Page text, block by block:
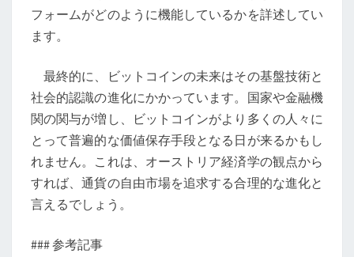
フォームがどのように機能しているかを詳述してい
ます。
最終的に、ビットコインの未来はその基盤技術と
社会的認識の進化にかかっています。国家や金融機
関の関与が増し、ビットコインがより多くの人々に
とって普遍的な価値保存手段となる日が来るかもし
れません。これは、オーストリア経済学の観点から
すれば、通貨の自由市場を追求する合理的な進化と
言えるでしょう。
### 参考記事